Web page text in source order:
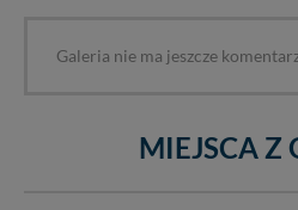
Galeria nie ma jeszcze
MIEJSCA Z